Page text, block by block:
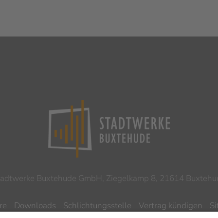
Buxtehude GmbH, Ziegelkamp 8, 21614
Downloads Schlichtungsstelle Vertrag kündigen